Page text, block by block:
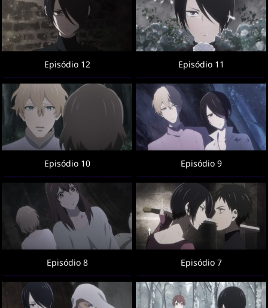
Episódio 12 Episódio 11
Episódio 10 Episódio 9
Episódio 8 Episódio 7